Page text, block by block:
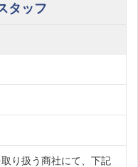
タッフ
り扱う商社にて、下記